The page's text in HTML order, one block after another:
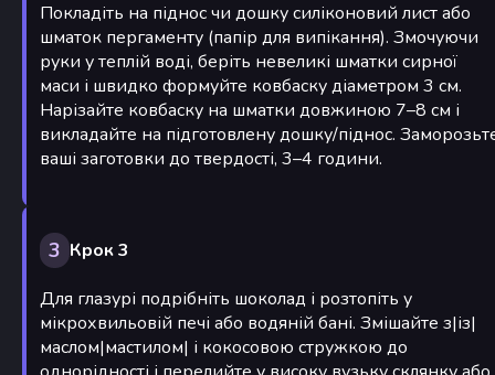
Покладіть на піднос чи дошку силіконовий лист або
шматок пергаменту (папір для випікання). Змочуючи
руки у теплій воді, беріть невеликі шматки сирної
маси і швидко формуйте ковбаску діаметром 3 см.
Нарізайте ковбаску на шматки довжиною 7–8 см і
викладайте на підготовлену дошку/піднос.
ваші заготовки до твердості, 3–4 години.
3 Крок 3
Для глазурі подрібніть шоколад і розтопіть у
мікрохвильовій печі або водяній бані. Змішайте з|із|
маслом|мастилом| і кокосовою стружкою до